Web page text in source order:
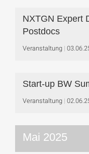
NXTGN Expert
Postdocs
Veranstaltung
Start-up BW
Veranstaltung
Mai 2025